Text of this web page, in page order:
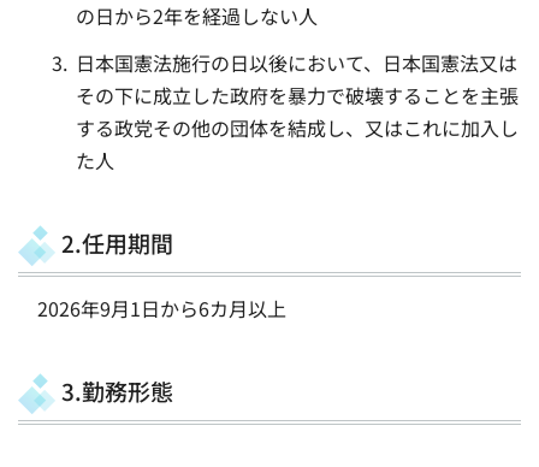
の日から2年を経過しない人
日本国憲法施行の日以後において、日本国憲法又は
その下に成立した政府を暴力で破壊することを主張
する政党その他の団体を結成し、又はこれに加入し
た人
2.任用期間
2026年9月1日から6カ月以上
3.勤務形態